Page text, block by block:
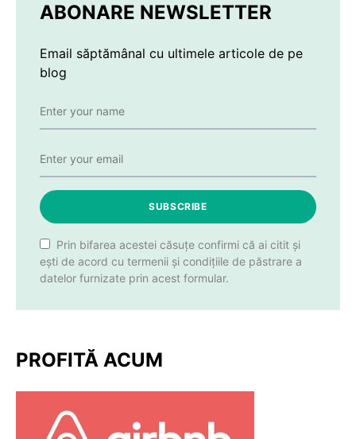
ABONARE NEWSLETTER
Email săptămânal cu ultimele articole de pe
blog
SUBSCRIBE
Prin bifarea acestei căsuțe confirmi că ai citit și
ești de acord cu termenii și condițiile de păstrare a
datelor furnizate prin acest formular.
PROFITĂ ACUM